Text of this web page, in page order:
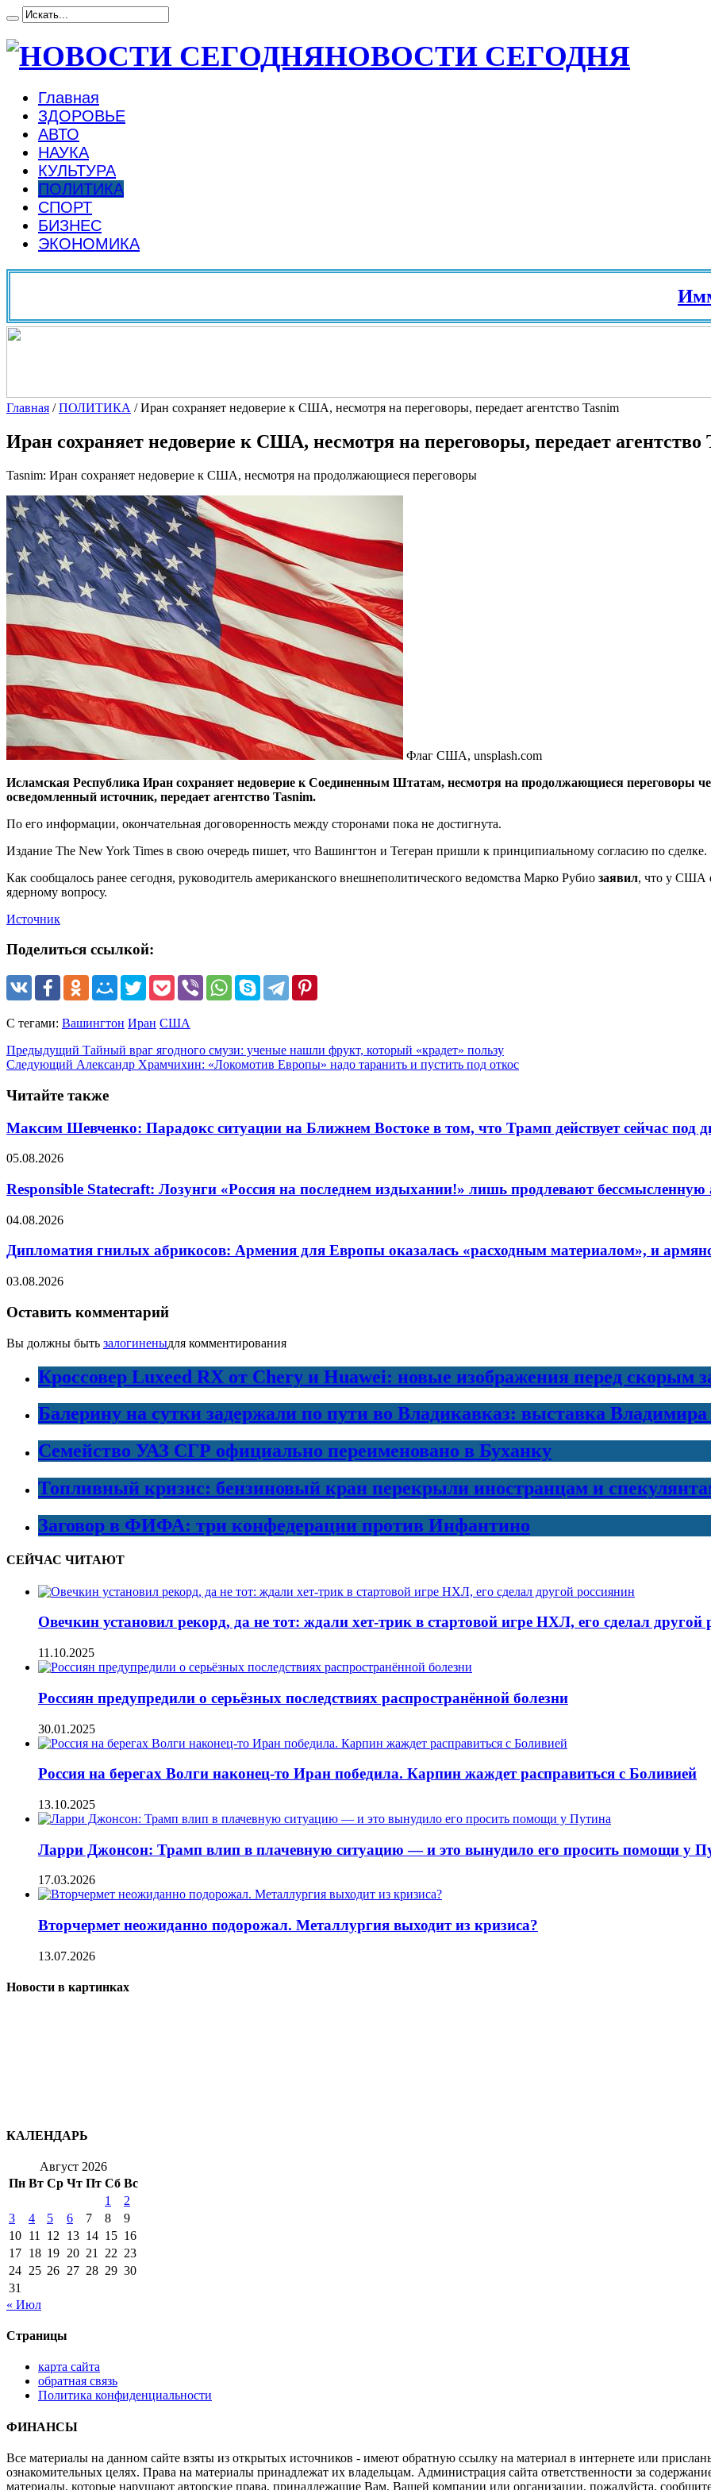
НОВОСТИ СЕГОДНЯ
Главная
ЗДОРОВЬЕ
АВТО
НАУКА
КУЛЬТУРА
ПОЛИТИКА
СПОРТ
БИЗНЕС
ЭКОНОМИКА
Главная /ПОЛИТИКА /Иран сохраняет недоверие к США, несмотря на переговоры, передает агентство Tasnim
Иран сохраняет недоверие к США, несмотря на переговоры, передает агентство
Tasnim: Иран сохраняет недоверие к США, несмотря на продолжающиеся переговоры
Флаг США, unsplash.com
Исламская Республика Иран сохраняет недоверие к Соединенным Штатам, несмотря на продолжающиеся переговоры
осведомленный источник, передает агентство Tasnim.
По его информации, окончательная договоренность между сторонами пока не достигнута.
Издание The New York Times в свою очередь пишет, что Вашингтон и Тегеран пришли к принципиальному согласию по сделке.
Как сообщалось ранее сегодня, руководитель американского внешнеполитического ведомства Марко Рубио заявил, что у США
ядерному вопросу.
Источник
Поделиться ссылкой:
С тегами: Вашингтон Иран США
Предыдущий Тайный враг ягодного смузи: ученые нашли фрукт, который «крадет» пользу
Следующий Александр Храмчихин: «Локомотив Европы» надо таранить и пустить под откос
Читайте также
Максим Шевченко: Парадокс ситуации на Ближнем Востоке в том, что Трамп действует сейчас под
05.08.2026
Responsible Statecraft: Лозунги «Россия на последнем издыхании!» лишь продлевают
04.08.2026
Дипломатия гнилых абрикосов: Армения для Европы оказалась «расходным материалом», и
03.08.2026
Оставить комментарий
Вы должны быть залогиненыдля комментирования
Кроссовер Luxeed RX от Chery и Huawei: новые изображения перед скорым
Балерину на сутки задержали по пути во Владикавказ: выставка
Семейство УАЗ СГР официально переименовано в Буханку
Топливный кризис: бензиновый кран перекрыли иностранцам и
Заговор в ФИФА: три конфедерации против Инфантино
СЕЙЧАС ЧИТАЮТ
Овечкин установил рекорд, да не тот: ждали хет-трик в стартовой игре НХЛ, его сделал другой
11.10.2025
Россиян предупредили о серьёзных последствиях распространённой болезни
30.01.2025
Россия на берегах Волги наконец-то Иран победила. Карпин жаждет расправиться с Боливией
13.10.2025
Ларри Джонсон: Трамп влип в плачевную ситуацию — и это вынудило его просить помощи у
17.03.2026
Вторчермет неожиданно подорожал. Металлургия выходит из кризиса?
13.07.2026
Новости в картинках
КАЛЕНДАРЬ
Август 2026
Пн Вт Ср Чт Пт Сб Вс
1
2
3
4 5 6 7 8
9
10 11 12 13 14 15 16
17 18 19 20 21 22 23
24 25 26 27 28 29 30
31
« Июл
Страницы
карта сайта
обратная связь
Политика конфиденциальности
ФИНАНСЫ
Все материалы на данном сайте взяты из открытых источников - имеют обратную ссылку на материал в интернете или
ознакомительных целях. Права на материалы принадлежат их владельцам. Администрация сайта ответственности за
материалы, которые нарушают авторские права, принадлежащие Вам, Вашей компании или организации, пожалуйста,